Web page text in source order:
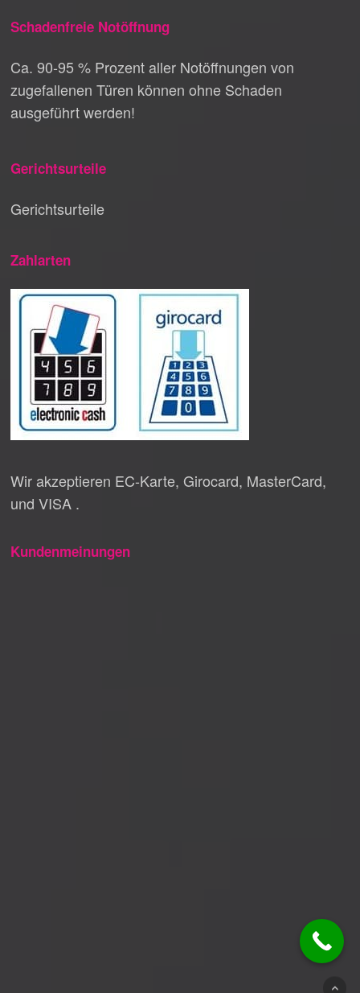
Schadenfreie Notöffnung
Ca. 90-95 % Prozent aller Notöffnungen von
zugefallenen Türen können ohne Schaden
ausgeführt werden!
Gerichtsurteile
Gerichtsurteile
Zahlarten
Wir akzeptieren EC-Karte, Girocard, MasterCard,
und VISA .
Kundenmeinungen